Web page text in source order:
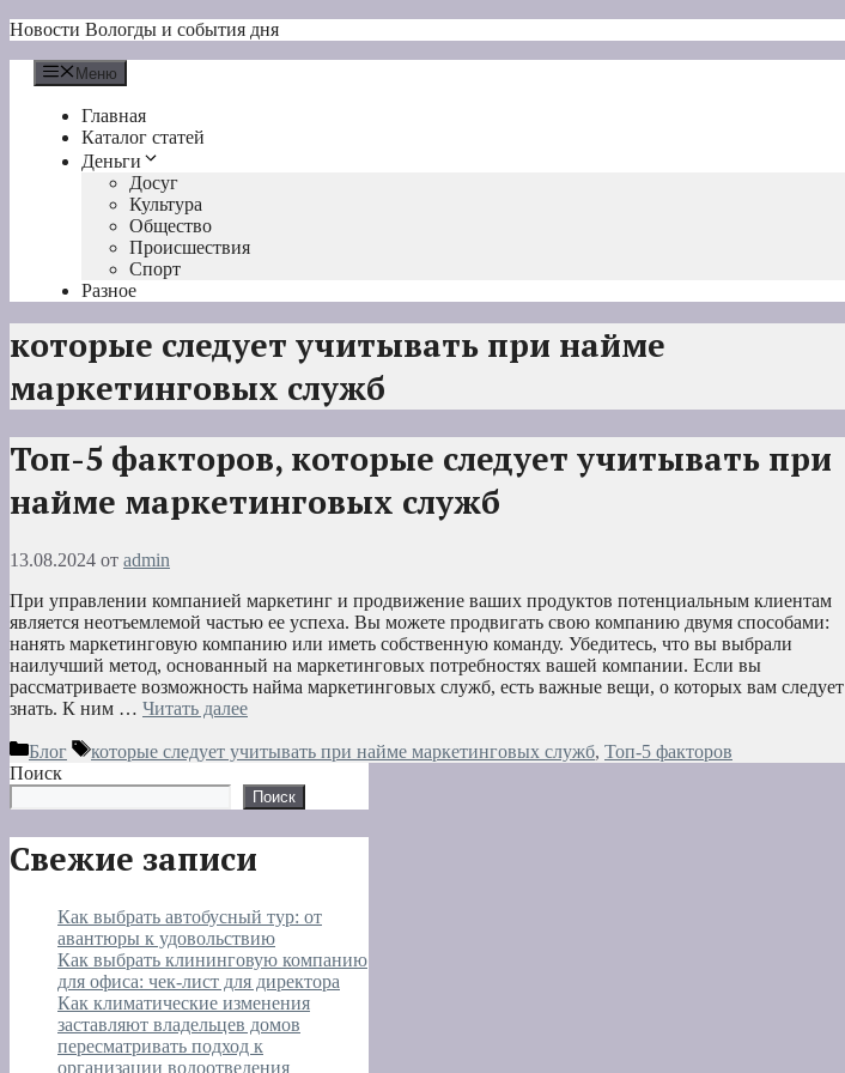
Перейти
содержимому
Новости Вологды и события дня
Меню
Главная
Каталог статей
Деньги
Досуг
Культура
Общество
Происшествия
Спорт
Разное
которые следует учитывать при найме
маркетинговых служб
Топ-5 факторов, которые следует учитывать при
найме маркетинговых служб
13.08.2024 от admin
При управлении компанией маркетинг и продвижение ваших продуктов потенциальным клиентам
является неотъемлемой частью ее успеха. Вы можете продвигать свою компанию двумя способами:
нанять маркетинговую компанию или иметь собственную команду. Убедитесь, что вы выбрали
наилучший метод, основанный на маркетинговых потребностях вашей компании. Если вы
рассматриваете возможность найма маркетинговых служб, есть важные вещи, о которых вам следует
знать. К ним … Читать далее
Рубрики
Блог Метки
которые следует учитывать при найме маркетинговых служб, Топ-5 факторов
Поиск
Поиск
Свежие записи
Как выбрать автобусный тур: от
авантюры к удовольствию
Как выбрать клининговую компанию
для офиса: чек-лист для директора
Как климатические изменения
заставляют владельцев домов
пересматривать подход к
организации водоотведения